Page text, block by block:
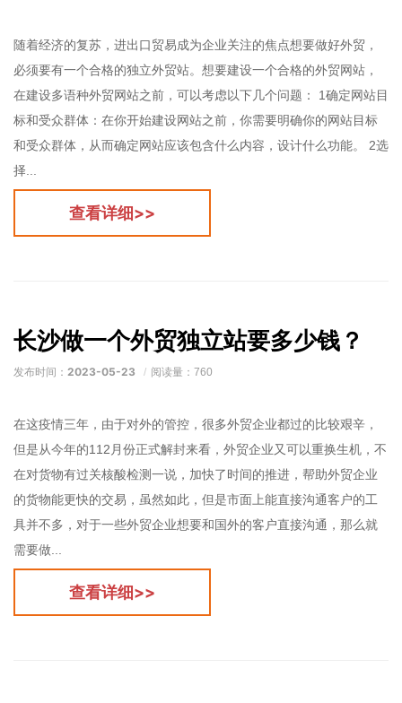
随着经济的复苏，进出口贸易成为企业关注的焦点想要做好外贸，
必须要有一个合格的独立外贸站。想要建设一个合格的外贸网站，
在建设多语种外贸网站之前，可以考虑以下几个问题： 1确定网站目
标和受众群体：在你开始建设网站之前，你需要明确你的网站目标
和受众群体，从而确定网站应该包含什么内容，设计什么功能。 2选
择...
查看详细>>
长沙做一个外贸独立站要多少钱？
发布时间： 2023-05-23 阅读量：760
在这疫情三年，由于对外的管控，很多外贸企业都过的比较艰辛，
但是从今年的112月份正式解封来看，外贸企业又可以重换生机，不
在对货物有过关核酸检测一说，加快了时间的推进，帮助外贸企业
的货物能更快的交易，虽然如此，但是市面上能直接沟通客户的工
具并不多，对于一些外贸企业想要和国外的客户直接沟通，那么就
需要做...
查看详细>>